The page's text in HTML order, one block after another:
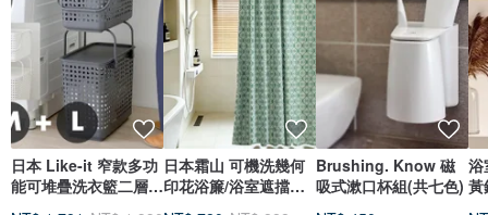
日本 Like-it 窄款多功
能可堆疊洗衣籃二層組
日本霜山 可機洗幾何
印花浴簾/浴室遮擋簾
Brushing. Know 磁
吸式漱口杯組(共七色)
浴
黃